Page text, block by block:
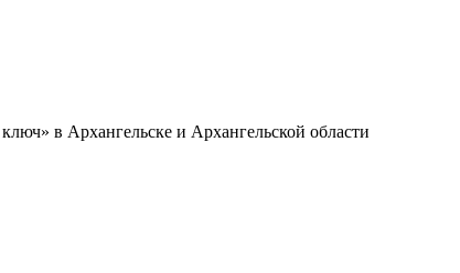
в Архангельске и Архангельской области